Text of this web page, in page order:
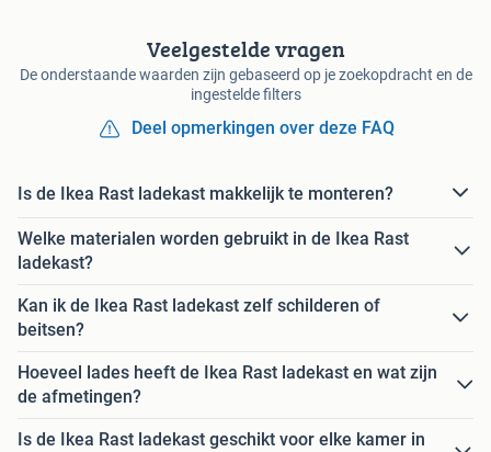
Veelgestelde vragen
De onderstaande waarden zijn gebaseerd op je zoekopdracht en de
ingestelde filters
Deel opmerkingen over deze FAQ
Is de Ikea Rast ladekast makkelijk te monteren?
Welke materialen worden gebruikt in de Ikea Rast
ladekast?
Kan ik de Ikea Rast ladekast zelf schilderen of
beitsen?
Hoeveel lades heeft de Ikea Rast ladekast en wat zijn
de afmetingen?
Is de Ikea Rast ladekast geschikt voor elke kamer in